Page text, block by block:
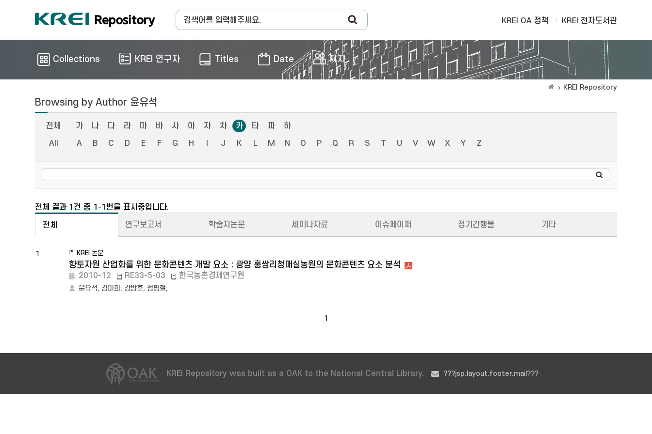
KREI OA 정책 KREI 전자도서관
Collections KREI 연구자 Titles Date 저자
KREI Repository
Browsing by Author 윤유석
전체 가 나 다 라 마 바 사 아 자 차 카 타 파
하
All
A B C D E F G H J K L M N O P Q R S T U V W X Y Z
전체 결과 1건 중 1-1번을 표시중입니다.
전체 연구보고서 학술지논문 세미나자료 이슈페이퍼 정기간행물 기타
1 KREI 논문
향토자원 산업화를 위한 문화콘텐츠 개발 요소 : 광양 홍쌍리청매실농원의 문화콘텐츠 요소 분석
2010-12 RE33-5-03 한국농촌경제연구원
윤유석; 김미희 ; 강방훈; 정명철;
1
KREI Repository was built as a OAK to the National Central Library. ???jsp.layout.footer.mail???